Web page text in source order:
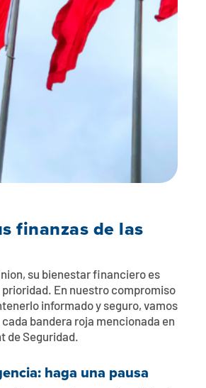
de préstamo vivienda
de empresas
digital
con
finanzas de las
su bienestar financiero es
En nuestro compromiso
informado y seguro, vamos
bandera roja mencionada en
de Seguridad.
haga una pausa